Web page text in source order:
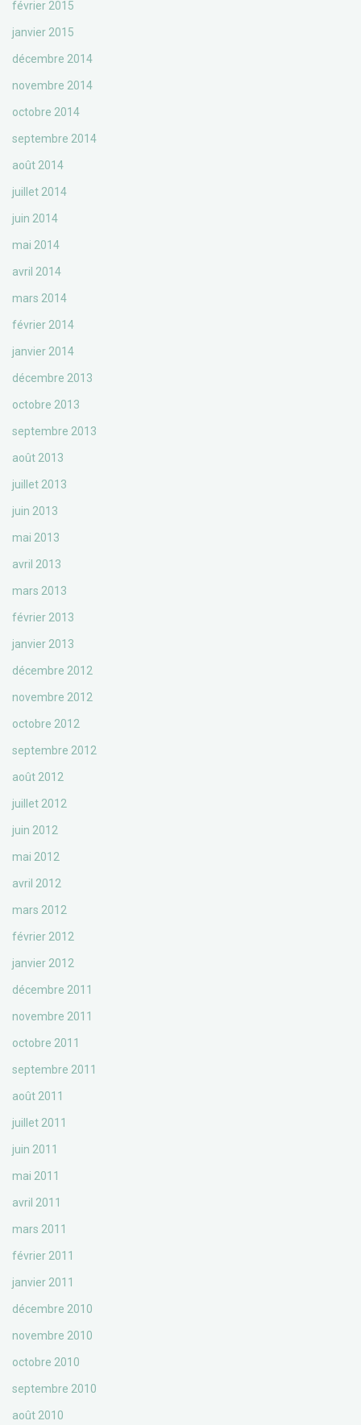
février 2015
janvier 2015
décembre 2014
novembre 2014
octobre 2014
septembre 2014
août 2014
juillet 2014
juin 2014
mai 2014
avril 2014
mars 2014
février 2014
janvier 2014
décembre 2013
octobre 2013
septembre 2013
août 2013
juillet 2013
juin 2013
mai 2013
avril 2013
mars 2013
février 2013
janvier 2013
décembre 2012
novembre 2012
octobre 2012
septembre 2012
août 2012
juillet 2012
juin 2012
mai 2012
avril 2012
mars 2012
février 2012
janvier 2012
décembre 2011
novembre 2011
octobre 2011
septembre 2011
août 2011
juillet 2011
juin 2011
mai 2011
avril 2011
mars 2011
février 2011
janvier 2011
décembre 2010
novembre 2010
octobre 2010
septembre 2010
août 2010